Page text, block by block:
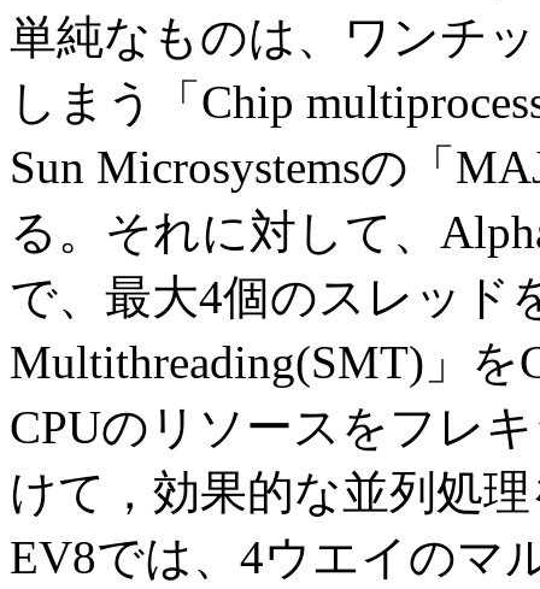
単純なものは、ワンチ
しまう「Chip
Sun Microsystemsの「
る。それに対して、
で、最大4個のスレッド
Multithreading(SMT)」
CPUのリソースをフレ
けて，効果的な並列処
EV8では、4ウエイのマ